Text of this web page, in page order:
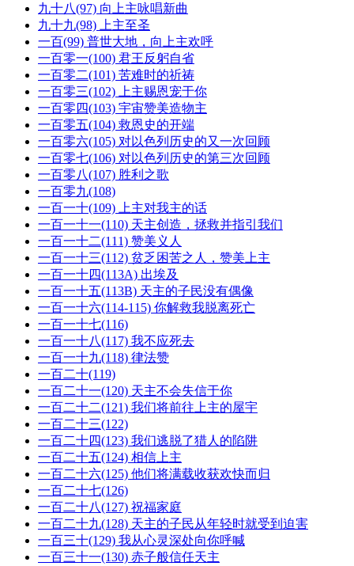
九十八(97) 向上主咏唱新曲
九十九(98) 上主至圣
一百(99) 普世大地，向上主欢呼
一百零一(100) 君王反躬自省
一百零二(101) 苦难时的祈祷
一百零三(102) 上主赐恩宠于你
一百零四(103) 宇宙赞美造物主
一百零五(104) 救恩史的开端
一百零六(105) 对以色列历史的又一次回顾
一百零七(106) 对以色列历史的第三次回顾
一百零八(107) 胜利之歌
一百零九(108)
一百一十(109) 上主对我主的话
一百一十一(110) 天主创造，拯救并指引我们
一百一十二(111) 赞美义人
一百一十三(112) 贫乏困苦之人，赞美上主
一百一十四(113A) 出埃及
一百一十五(113B) 天主的子民没有偶像
一百一十六(114-115) 你解救我脱离死亡
一百一十七(116)
一百一十八(117) 我不应死去
一百一十九(118) 律法赞
一百二十(119)
一百二十一(120) 天主不会失信于你
一百二十二(121) 我们将前往上主的屋宇
一百二十三(122)
一百二十四(123) 我们逃脱了猎人的陷阱
一百二十五(124) 相信上主
一百二十六(125) 他们将满载收获欢快而归
一百二十七(126)
一百二十八(127) 祝福家庭
一百二十九(128) 天主的子民从年轻时就受到迫害
一百三十(129) 我从心灵深处向你呼喊
一百三十一(130) 赤子般信任天主